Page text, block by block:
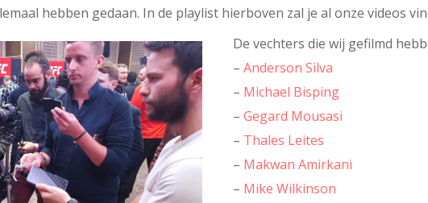
hebben gedaan. In de playlist hierboven zal je al onze videos
De vechters die wij gefilmd
– Anderson Silva
– Michael Bisping
– Gegard Mousasi
– Thales Leites
– Makwan Amirkani
– Mike Wilkinson